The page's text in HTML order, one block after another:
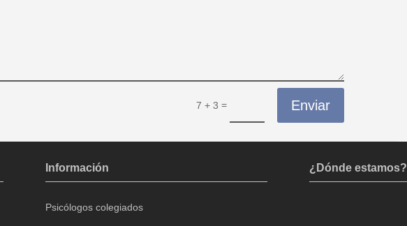
7 + 3 = Enviar
Información
Psicólogos colegiados
¿Dónde estamos?